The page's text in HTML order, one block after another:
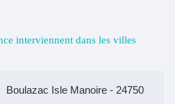
interviennent dans les villes
Boulazac Isle Manoire - 24750